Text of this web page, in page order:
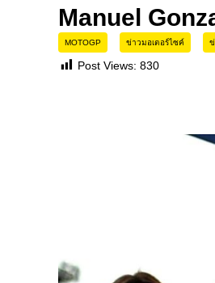
Manuel
MOTOGP ข่าวมอเตอร์ไซค์
Post Views: 830